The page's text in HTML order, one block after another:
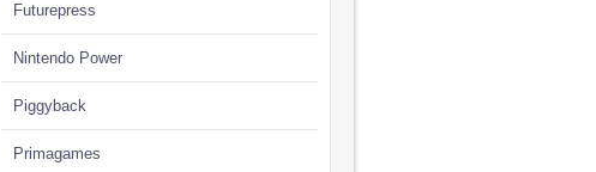
Futurepress
Nintendo Power
Piggyback
Primagames